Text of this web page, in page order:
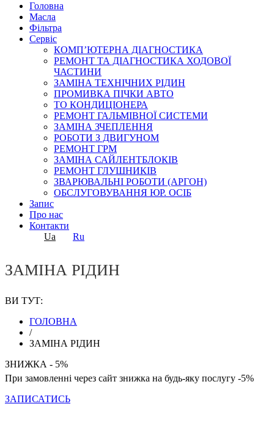
Головна
Масла
Фільтра
Сервіс
КОМП’ЮТЕРНА ДІАГНОСТИКА
РЕМОНТ ТА ДІАГНОСТИКА ХОДОВОЇ
ЧАСТИНИ
ЗАМІНА ТЕХНІЧНИХ РІДИН
ПРОМИВКА ПІЧКИ АВТО
ТО КОНДИЦІОНЕРА
РЕМОНТ ГАЛЬМІВНОЇ СИСТЕМИ
ЗАМІНА ЗЧЕПЛЕННЯ
РОБОТИ З ДВИГУНОМ
РЕМОНТ ГРМ
ЗАМІНА САЙЛЕНТБЛОКІВ
РЕМОНТ ГЛУШНИКІВ
ЗВАРЮВАЛЬНІ РОБОТИ (АРГОН)
ОБСЛУГОВУВАННЯ ЮР. ОСІБ
Запис
Про нас
Контакти
Ua
Ru
ЗАМІНА РІДИН
ВИ ТУТ:
ГОЛОВНА
/
ЗАМІНА РІДИН
ЗНИЖКА - 5%
При замовленні через сайт знижка на будь-яку послугу -5%
ЗАПИСАТИСЬ